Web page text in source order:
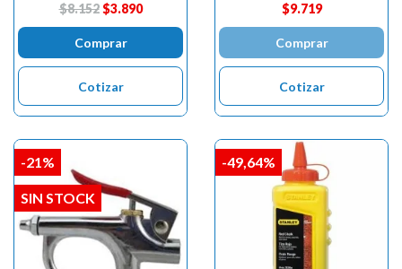
$8.152 $3.890
Comprar
Cotizar
$9.719
Comprar
Cotizar
-21%
SIN STOCK
-49,64%